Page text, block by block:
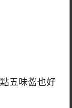
五味醬也好